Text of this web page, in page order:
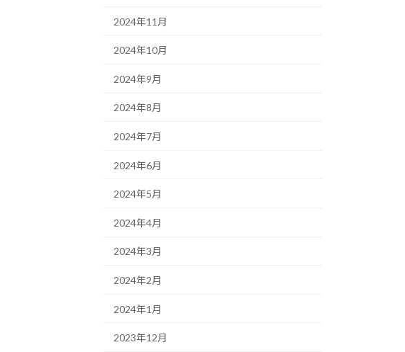
2024年11月
2024年10月
2024年9月
2024年8月
2024年7月
2024年6月
2024年5月
2024年4月
2024年3月
2024年2月
2024年1月
2023年12月